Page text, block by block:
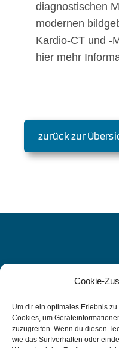
Cookie-
Um dir ein optimales Erlebnis
Cookies, um
zuzugreifen. Wenn du diesen
wie das Surfverhalten oder
diagnostischen
modernen
Kardio-CT und -
hier mehr
zurück zur
WIR FREUEN
IHRE
GESUNDHEIT